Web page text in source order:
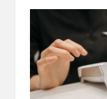
cepat,
lebih
mudah,